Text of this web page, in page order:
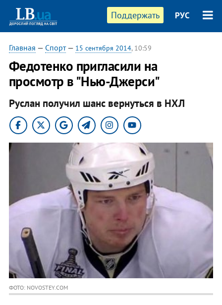
Поддержать РУС
Главная — Спорт— 15 сентября 2014, 10:59
Федотенко пригласили на
просмотр в "Нью-Джерси"
Руслан получил шанс вернуться в НХЛ
ФОТО: NOVOSTEY.COM